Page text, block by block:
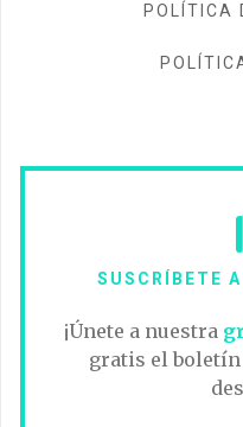
POLÍTICA
SUSCRÍBETE
¡Únete a nuestra
gratis el